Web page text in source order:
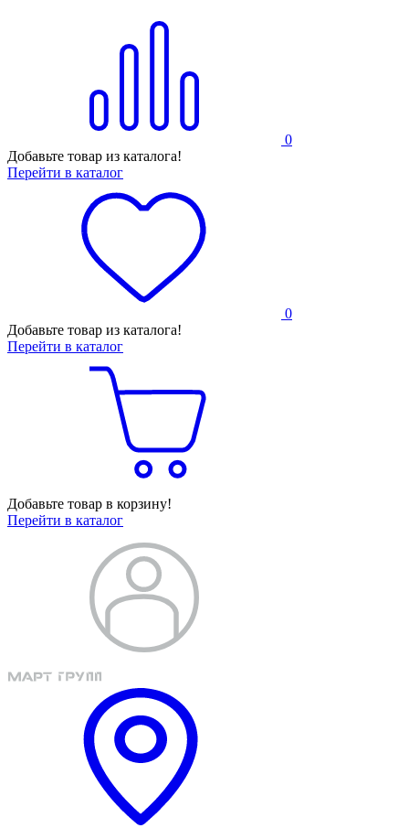
0
Добавьте товар из каталога!
Перейти в каталог
0
Добавьте товар из каталога!
Перейти в каталог
Добавьте товар в корзину!
Перейти в каталог